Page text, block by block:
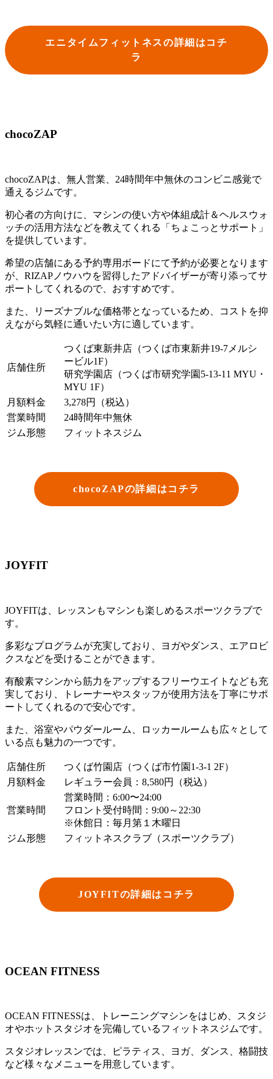
エニタイムフィットネスの詳細はコチ
ラ
chocoZAP
chocoZAPは、無人営業、24時間年中無休のコンビニ感覚で
通えるジムです。
初心者の方向けに、マシンの使い方や体組成計＆ヘルスウォ
ッチの活用方法などを教えてくれる「ちょこっとサポート」
を提供しています。
希望の店舗にある予約専用ボードにて予約が必要となります
が、 RIZAPノウハウ を習得したアドバイザーが寄り添ってサ
ポートしてくれるので、おすすめです。
また、リーズナブルな価格帯となっているため、コストを抑
えながら気軽に通いたい方に適しています。
店舗住所
つくば東新井店（つくば市東新井19-7メルシ
ービル1F）
研究学園店（つくば市研究学園5-13-11 MYU・
MYU 1F）
月額料金
3,278円（税込）
営業時間
24時間年中無休
ジム形態
フィットネスジム
chocoZAPの詳細はコチラ
JOYFIT
JOYFITは、レッスンもマシンも楽しめるスポーツクラブで
す。
多彩なプログラムが充実しており、ヨガやダンス、エアロビ
クスなどを受けることができます。
有酸素マシンから筋力をアップするフリーウエイトなども充
実しており、トレーナーやスタッフが使用方法を丁寧にサポ
ートしてくれるので安心です。
また、浴室やパウダールーム、ロッカールームも広々として
いる点も魅力の一つです。
店舗住所
つくば竹園店（つくば市竹園1-3-1 2F）
月額料金
レギュラー会員：8,580円（税込）
営業時間
営業時間：6:00〜24:00
フロント受付時間：9:00～22:30
※休館日：毎月第１木曜日
ジム形態
フィットネスクラブ（スポーツクラブ）
JOYFITの詳細はコチラ
OCEAN FITNESS
OCEAN FITNESSは、トレーニングマシンをはじめ、スタジ
オやホットスタジオを完備しているフィットネスジムです。
スタジオレッスンでは、ピラティス、ヨガ、ダンス、格闘技
など様々なメニューを用意しています。